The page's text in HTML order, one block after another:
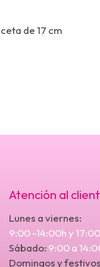
de 17 cm
Atención al
Lunes a viernes:
9:00 -14:00h y
Sábado: 9:00 a
Domingos y